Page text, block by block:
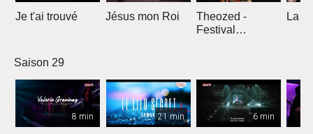
Je t'ai trouvé Jésus mon Roi
Theozed -
Festival
La
Saison 29
8 min 21 min 6 min